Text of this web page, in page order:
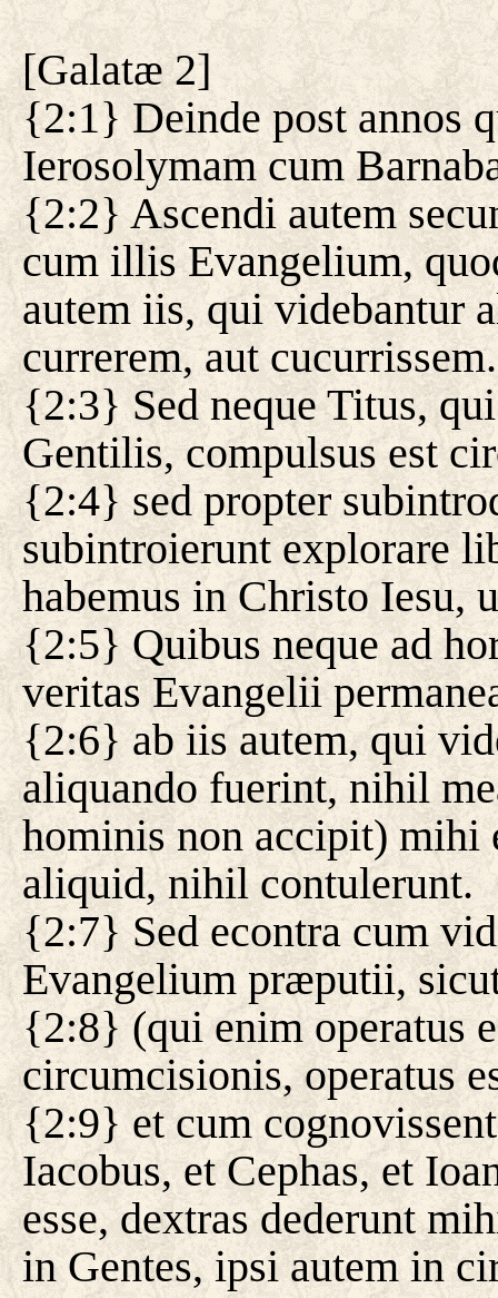
[Galatæ 2]
{2:1} Deinde post annos
Ierosolymam cum
{2:2} Ascendi autem
cum illis Evangelium,
autem iis, qui videbantur
currerem, aut cucurrissem.
{2:3} Sed neque Titus,
Gentilis, compulsus est
{2:4} sed propter
subintroierunt explorare
habemus in Christo Iesu,
{2:5} Quibus neque ad
veritas Evangelii
{2:6} ab iis autem, qui
aliquando fuerint, nihil
hominis non accipit) mihi
aliquid, nihil contulerunt.
{2:7} Sed econtra cum
Evangelium præputii,
{2:8} (qui enim operatus
circumcisionis, operatus
{2:9} et cum
Iacobus, et Cephas, et
esse, dextras dederunt
in Gentes, ipsi autem in